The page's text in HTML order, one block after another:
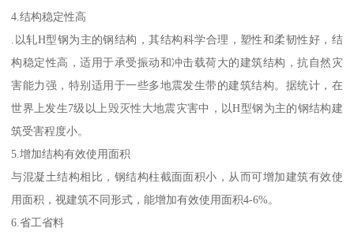
4.结构稳定性高
.以轧H型钢为主的钢结构，其结构科学合理，塑性和柔韧性好，结
构稳定性高，适用于承受振动和冲击载荷大的建筑结构，抗自然灾
害能力强，特别适用于一些多地震发生带的建筑结构。据统计，在
世界上发生7级以上毁灭性大地震灾害中，以H型钢为主的钢结构建
筑受害程度小。
5.增加结构有效使用面积
与混凝土结构相比，钢结构柱截面面积小，从而可增加建筑有效使
用面积，视建筑不同形式，能增加有效使用面积4-6%。
6.省工省料